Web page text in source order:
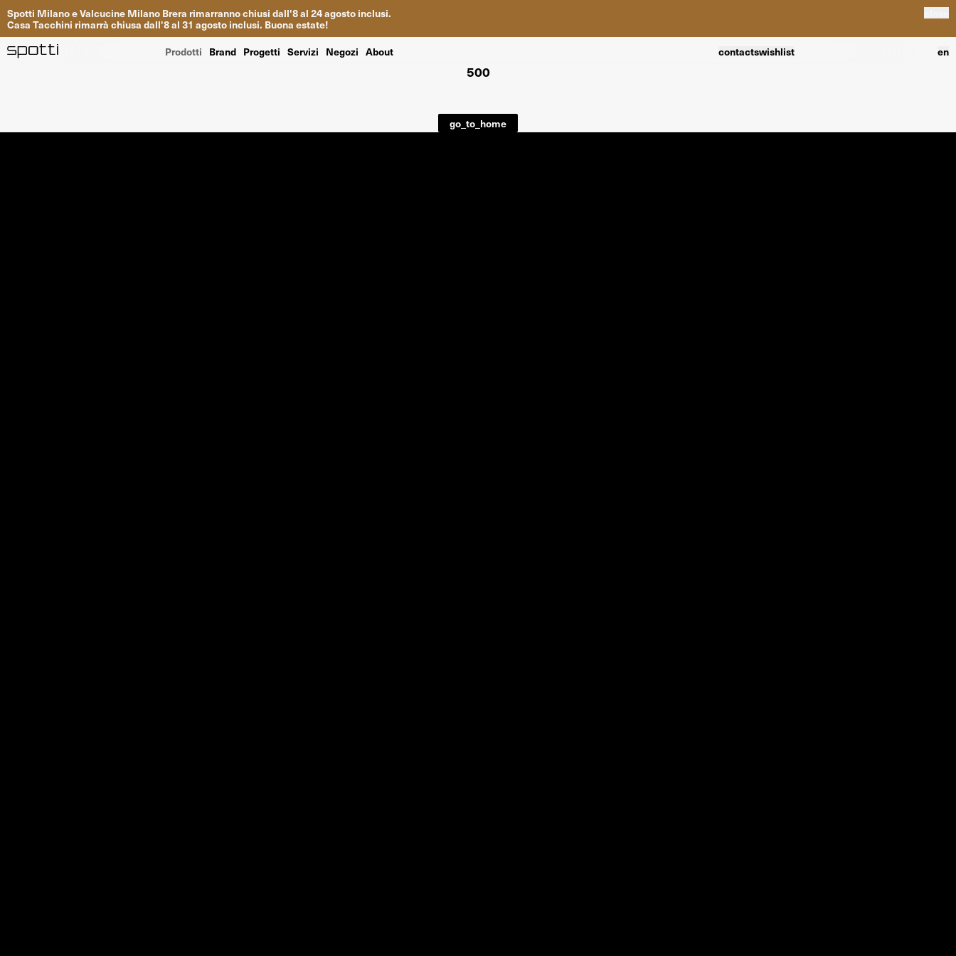
Spotti MilanoeValcucine Milano Brera rimarrannochiusi dall'8al 24agosto inclusi.
Casa Tacchini rimarrà chiusa dall'8al 31 agosto inclusi. Buona estate!
Prodotti Brand Progetti Servizi Negozi About contactswishlist en
500
go_to_home